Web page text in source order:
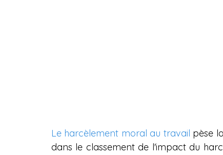
Le harcèlement moral au travail pèse
dans le classement de l'impact du